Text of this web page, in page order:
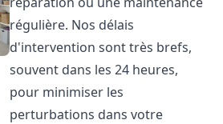
régulière. Nos délais
d'intervention sont très brefs,
souvent dans les 24 heures,
pour minimiser les
perturbations dans votre